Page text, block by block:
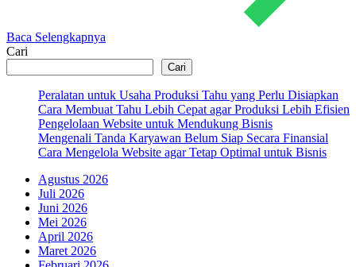
Baca Selengkapnya
Cari
Cari
Peralatan untuk Usaha Produksi Tahu yang Perlu Disiapkan
Cara Membuat Tahu Lebih Cepat agar Produksi Lebih Efisien
Pengelolaan Website untuk Mendukung Bisnis
Mengenali Tanda Karyawan Belum Siap Secara Finansial
Cara Mengelola Website agar Tetap Optimal untuk Bisnis
Agustus 2026
Juli 2026
Juni 2026
Mei 2026
April 2026
Maret 2026